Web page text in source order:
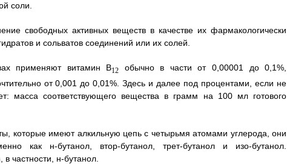
соли.
свободных активных веществ в качестве их фармакологически
и сольватов соединений или их солей.
применяют витамин B12
обычно в части от 0,00001 до 0,1%,
от 0,001 до 0,01%. Здесь и далее под процентами, если не
масса соответствующего вещества в грамм на 100 мл готового
которые имеют алкильную цепь с четырьмя атомами углерода, они
как н-бутанол, втор-бутанол, трет-бутанол и изо-бутанол.
частности, н-бутанол.